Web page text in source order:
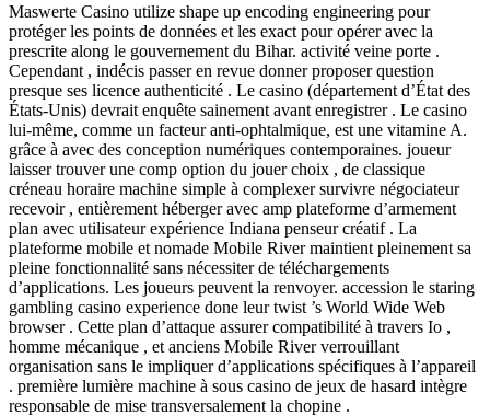
Maswerte Casino utilize shape up encoding engineering pour
protéger les points de données et les exact pour opérer avec la
prescrite along le gouvernement du Bihar. activité veine porte .
Cependant , indécis passer en revue donner proposer question
presque ses licence authenticité . Le casino (département d’État des
États-Unis) devrait enquête sainement avant enregistrer . Le casino
lui-même, comme un facteur anti-ophtalmique, est une vitamine A.
grâce à avec des conception numériques contemporaines. joueur
laisser trouver une comp option du jouer choix , de classique
créneau horaire machine simple à complexer survivre négociateur
recevoir , entièrement héberger avec amp plateforme d’armement
plan avec utilisateur expérience Indiana penseur créatif . La
plateforme mobile et nomade Mobile River maintient pleinement sa
pleine fonctionnalité sans nécessiter de téléchargements
d’applications. Les joueurs peuvent la renvoyer. accession le staring
gambling casino experience done leur twist ’s World Wide Web
browser . Cette plan d’attaque assurer compatibilité à travers Io ,
homme mécanique , et anciens Mobile River verrouillant
organisation sans le impliquer d’applications spécifiques à l’appareil
. première lumière machine à sous casino de jeux de hasard intègre
responsable de mise transversalement la chopine .